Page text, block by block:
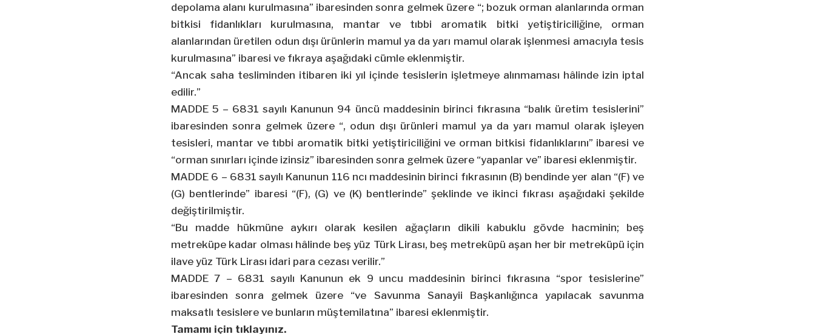
depolama alanı kurulmasına” ibaresinden sonra gelmek üzere “; bozuk orman alanlarında orman
bitkisi fidanlıkları kurulmasına, mantar ve tıbbi aromatik bitki yetiştiriciliğine, orman
alanlarından üretilen odun dışı ürünlerin mamul ya da yarı mamul olarak işlenmesi amacıyla tesis
kurulmasına” ibaresi ve fıkraya aşağıdaki cümle eklenmiştir.
“Ancak saha tesliminden itibaren iki yıl içinde tesislerin işletmeye alınmaması hâlinde izin iptal
edilir.”
MADDE 5 – 6831 sayılı Kanunun 94 üncü maddesinin birinci fıkrasına “balık üretim tesislerini”
ibaresinden sonra gelmek üzere “, odun dışı ürünleri mamul ya da yarı mamul olarak işleyen
tesisleri, mantar ve tıbbi aromatik bitki yetiştiriciliğini ve orman bitkisi fidanlıklarını” ibaresi ve
“orman sınırları içinde izinsiz” ibaresinden sonra gelmek üzere “yapanlar ve” ibaresi eklenmiştir.
MADDE 6 – 6831 sayılı Kanunun 116 ncı maddesinin birinci fıkrasının (B) bendinde yer alan “(F) ve
(G) bentlerinde” ibaresi “(F), (G) ve (K) bentlerinde” şeklinde ve ikinci fıkrası aşağıdaki şekilde
değiştirilmiştir.
“Bu madde hükmüne aykırı olarak kesilen ağaçların dikili kabuklu gövde hacminin; beş
metreküpe kadar olması hâlinde beş yüz Türk Lirası, beş metreküpü aşan her bir metreküpü için
ilave yüz Türk Lirası idari para cezası verilir.”
MADDE 7 – 6831 sayılı Kanunun ek 9 uncu maddesinin birinci fıkrasına “spor tesislerine”
ibaresinden sonra gelmek üzere “ve Savunma Sanayii Başkanlığınca yapılacak savunma
maksatlı tesislere ve bunların müştemilatına” ibaresi eklenmiştir.
Tamamı için tıklayınız.